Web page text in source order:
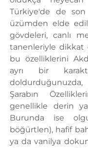
Türkiye'de de
üzümden elde
gövdeleri, canlı
tanenleriyle dikkat
bu özelliklerini
ayrı bir
doldurduğunuzda,
Şarabın
genellikle derin
Burunda ise
böğürtlen), hafif
ya da vanilya